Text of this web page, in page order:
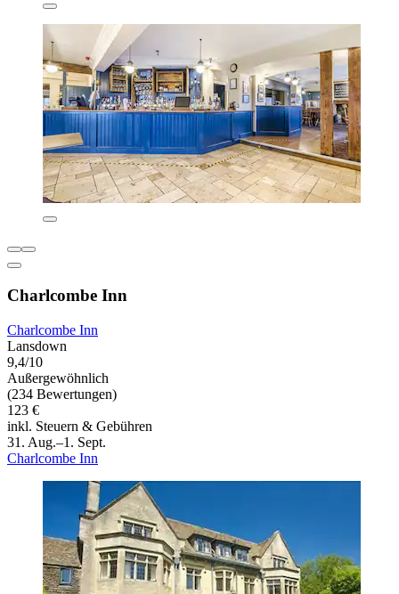
Charlcombe Inn
Charlcombe Inn
Lansdown
9,4/10
Außergewöhnlich
(234 Bewertungen)
123 €
inkl. Steuern & Gebühren
31. Aug.–1. Sept.
Charlcombe Inn